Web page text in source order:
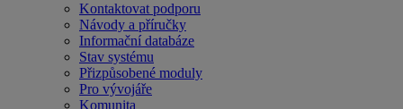
Kontaktovat podporu
Návody a příručky
Informační databáze
Stav systému
Přizpůsobené moduly
Pro vývojáře
Komunita